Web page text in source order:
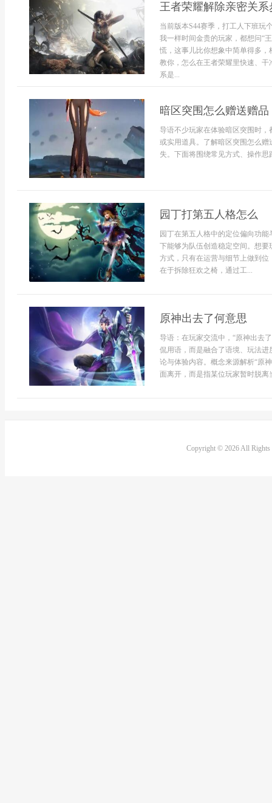
王者荣耀解除亲密关
当前版本S44赛季，打工人下班玩
我一样时间金贵的玩家，都想问“
慌，这事儿比你想象中简单得多
教你，怎么在王者荣耀里快速、
系是...
暗区突围怎么赠送赠品
导语不少玩家在体验暗区突围时
或实用道具。了解暗区突围怎么
失。下面将围绕常见方式、操作思
园丁打第五人格怎么
园丁在第五人格中的定位偏向功
下能够为队伍创造稳定空间。想
方式，只有在运营与细节上做到
在于拆除狂欢之椅，通过工...
原神出去了何意思
导语：在玩家交流中，“原神出去
侃用语，而是融合了语境、玩法
论与体验内容。概念来源解析“原
面离开，而是指某位玩家暂时脱离
Copyright © 2026 All